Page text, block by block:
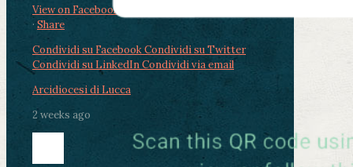
View on Facebook
· Share
Condividi su FacebookCondividi su Twitter
Condividi su LinkedInCondividi via email
Arcidiocesi di Lucca
2 weeks ago